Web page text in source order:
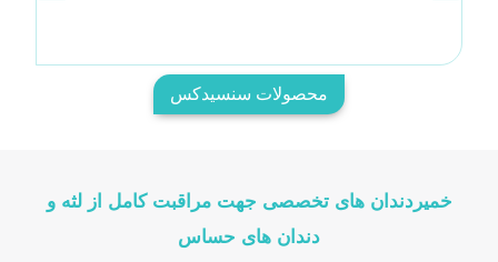
محصولات سنسیدکس
خمیردندان های تخصصی جهت مراقبت کامل از لثه و
دندان های حساس